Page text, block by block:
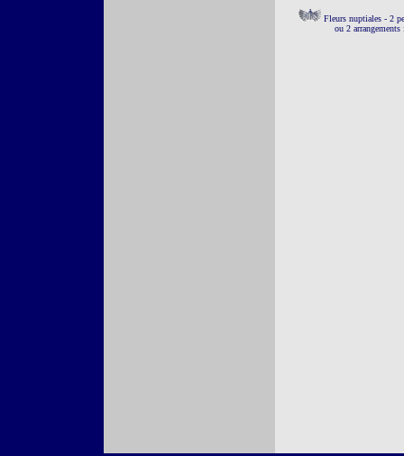
Fleurs nuptiales - 2
ou 2